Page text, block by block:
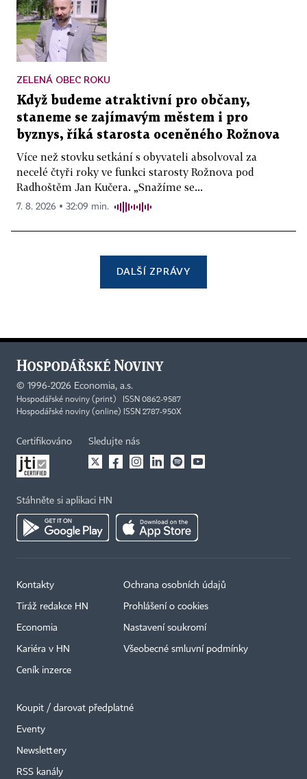
ZELENÁ OBEC ROKU
Když budeme atraktivní pro občany,
staneme se zajímavým městem i pro
byznys, říká starosta oceněného Rožnova
Více než stovku setkání s obyvateli absolvoval za
necelé čtyři roky ve funkci starosty Rožnova pod
Radhoštěm Jan Kučera. „Snažíme se...
7. 8. 2026 ▪ 32:09 min.
DALŠÍ ZPRÁVY
© 1996-2026 Economia, a.s.
Hospodářské noviny (print) ISSN 0862-9587
Hospodářské noviny (online) ISSN 2787-950X
Certifikováno Sledujte nás
Stáhněte si aplikaci HN
Kontakty
Tiráž redakce HN
Economia
Kariéra v HN
Ceník inzerce
Ochrana osobních údajů
Prohlášení o cookies
Nastavení soukromí
Všeobecné smluvní podmínky
Koupit / darovat předplatné
Eventy
Newslettery
RSS kanály